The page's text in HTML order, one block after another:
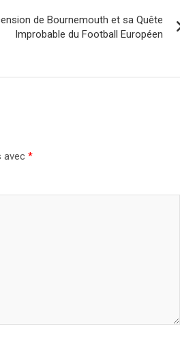
de Bournemouth et sa Quête
Improbable du Football Européen
avec *